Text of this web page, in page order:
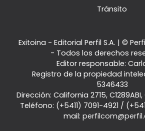
Tránsito
Exitoina - Editorial Perfil S.A. | ©
- Todos los derechos
Editor responsable:
Registro de la propiedad
5346433
Dirección: California 2715, C1289ABI,
Teléfono: (+5411) 7091-4921 /
mail: